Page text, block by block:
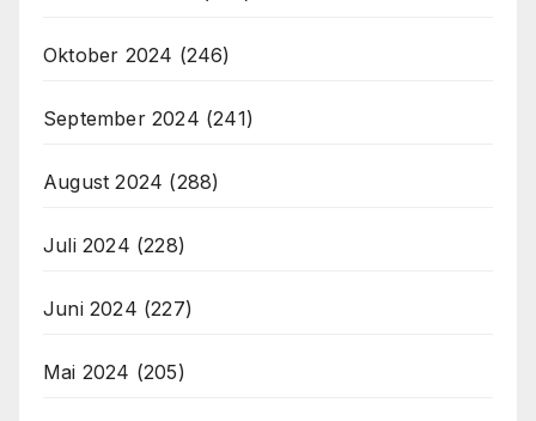
Oktober 2024 (246)
September 2024 (241)
August 2024 (288)
Juli 2024 (228)
Juni 2024 (227)
Mai 2024 (205)